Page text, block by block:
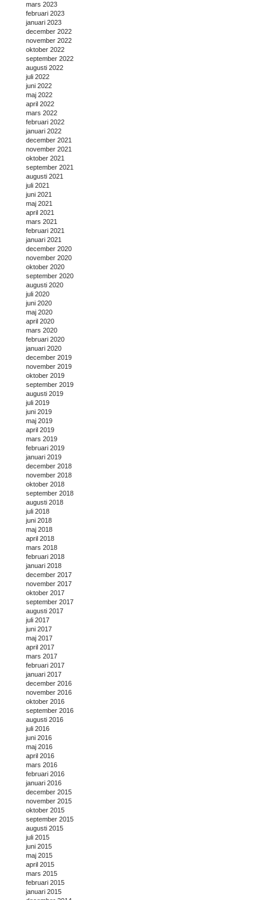
mars 2023
februari 2023
januari 2023
december 2022
november 2022
oktober 2022
september 2022
augusti 2022
juli 2022
juni 2022
maj 2022
april 2022
mars 2022
februari 2022
januari 2022
december 2021
november 2021
oktober 2021
september 2021
augusti 2021
juli 2021
juni 2021
maj 2021
april 2021
mars 2021
februari 2021
januari 2021
december 2020
november 2020
oktober 2020
september 2020
augusti 2020
juli 2020
juni 2020
maj 2020
april 2020
mars 2020
februari 2020
januari 2020
december 2019
november 2019
oktober 2019
september 2019
augusti 2019
juli 2019
juni 2019
maj 2019
april 2019
mars 2019
februari 2019
januari 2019
december 2018
november 2018
oktober 2018
september 2018
augusti 2018
juli 2018
juni 2018
maj 2018
april 2018
mars 2018
februari 2018
januari 2018
december 2017
november 2017
oktober 2017
september 2017
augusti 2017
juli 2017
juni 2017
maj 2017
april 2017
mars 2017
februari 2017
januari 2017
december 2016
november 2016
oktober 2016
september 2016
augusti 2016
juli 2016
juni 2016
maj 2016
april 2016
mars 2016
februari 2016
januari 2016
december 2015
november 2015
oktober 2015
september 2015
augusti 2015
juli 2015
juni 2015
maj 2015
april 2015
mars 2015
februari 2015
januari 2015